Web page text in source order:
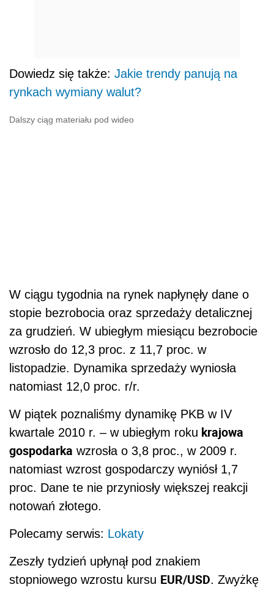
Dowiedz się także: Jakie trendy panują na
rynkach wymiany walut?
Dalszy ciąg materiału pod wideo
W ciągu tygodnia na rynek napłynęły dane o
stopie bezrobocia oraz sprzedaży detalicznej
za grudzień. W ubiegłym miesiącu bezrobocie
wzrosło do 12,3 proc. z 11,7 proc. w
listopadzie. Dynamika sprzedaży wyniosła
natomiast 12,0 proc. r/r.
W piątek poznaliśmy dynamikę PKB w IV
kwartale 2010 r. – w ubiegłym roku krajowa
gospodarka wzrosła o 3,8 proc., w 2009 r.
natomiast wzrost gospodarczy wyniósł 1,7
proc. Dane te nie przyniosły większej reakcji
notowań złotego.
Polecamy serwis: Lokaty
Zeszły tydzień upłynął pod znakiem
stopniowego wzrostu kursu EUR/USD. Zwyżkę